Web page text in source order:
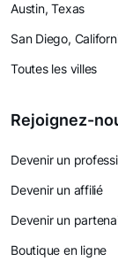
Austin, Texas
San Diego,
Toutes les villes
Rejoignez-
Devenir un
Devenir un affilié
Devenir un
Boutique en ligne